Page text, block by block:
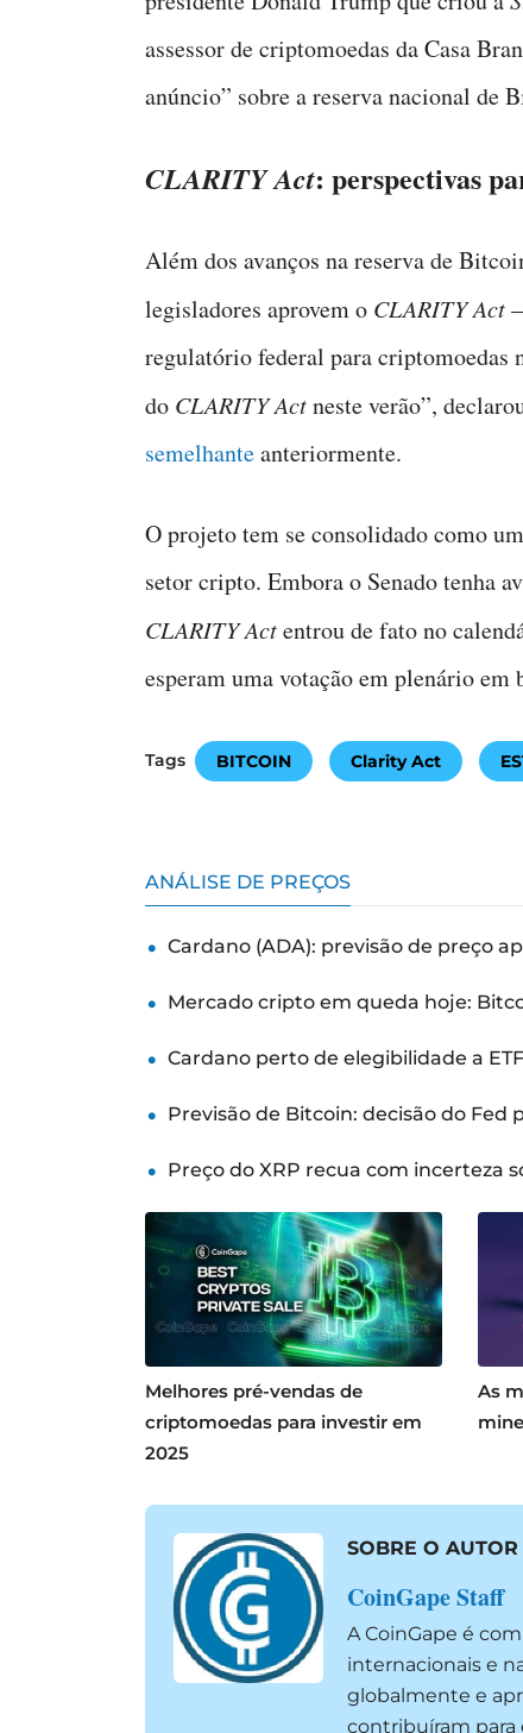
assessor de criptomoedas da Casa
anúncio” sobre a reserva nacional de
CLARITY Act: perspectivas
Além dos avanços na reserva de
legisladores aprovem o CLARITY Act
regulatório federal para criptomoedas
do CLARITY Actneste verão”,
semelhanteanteriormente.
O projeto tem se consolidado como
setor cripto. Embora o Senado tenha
CLARITY Actentrou de fato no
esperam uma votação em plenário em
Tags BITCOIN Clarity Act
ANÁLISE DE PREÇOS
Cardano (ADA): previsão de preço
Mercado cripto em queda hoje:
Cardano perto de elegibilidade a
Previsão de Bitcoin: decisão do Fed
Preço do XRP recua com incerteza
Melhores pré-vendas de
criptomoedas para investir em
2025
As
SOBRE O AUTOR
CoinGape Staff
A CoinGape é
internacionais e
globalmente e
contribuíram para